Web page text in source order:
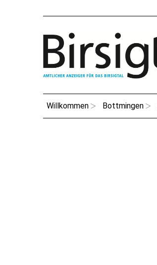
Willkommen Bottmingen